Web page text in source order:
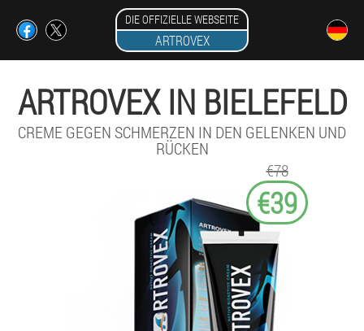
DIE OFFIZIELLE WEBSEITE
ARTROVEX
ARTROVEX IN BIELEFELD
CREME GEGEN SCHMERZEN IN DEN GELENKEN UND
RÜCKEN
€78
€39